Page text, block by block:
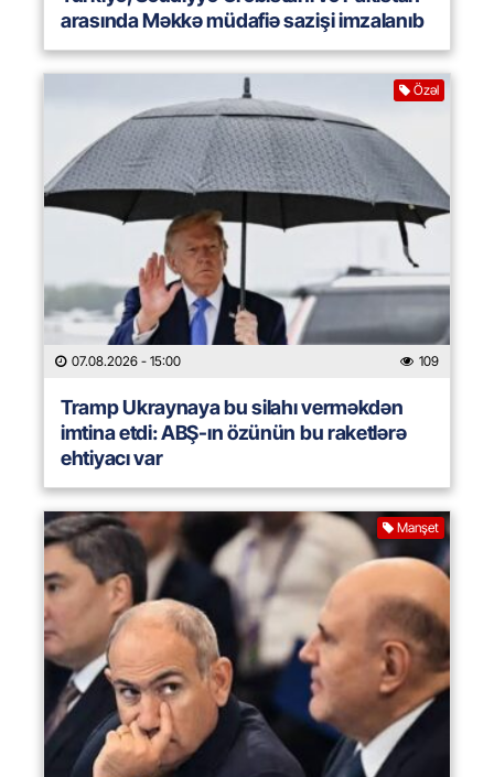
arasında Məkkə müdafiə sazişi imzalanıb
Özəl
07.08.2026 - 15:00 109
Tramp Ukraynaya bu silahı verməkdən
imtina etdi: ABŞ-ın özünün bu raketlərə
ehtiyacı var
Manşet